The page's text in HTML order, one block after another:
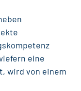
eine
wird von einem